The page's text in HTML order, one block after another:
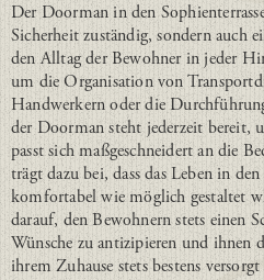
Der Doorman in den
Sicherheit zuständig, sondern auch
den Alltag der Bewohner in jeder
um die Organisation von
Handwerkern oder die
der Doorman steht jederzeit bereit,
passt sich maßgeschneidert an die
trägt dazu bei, dass das Leben in
komfortabel wie möglich gestaltet
darauf, den Bewohnern stets einen
Wünsche zu antizipieren und ihnen
ihrem Zuhause stets bestens